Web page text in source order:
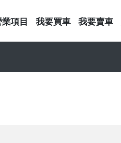
項目 我要買車 我要賣車